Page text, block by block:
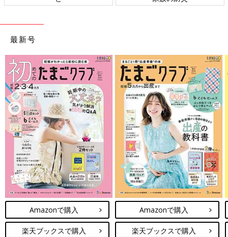
最新号
Amazonで購入
楽天ブックスで購入
Amazonで購入
楽天ブックスで購入